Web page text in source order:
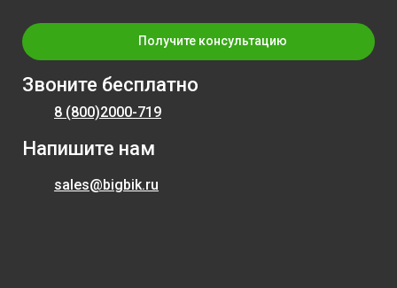
Получите консультацию
Звоните бесплатно
8 (800)2000-719
Напишите нам
sales@bigbik.ru